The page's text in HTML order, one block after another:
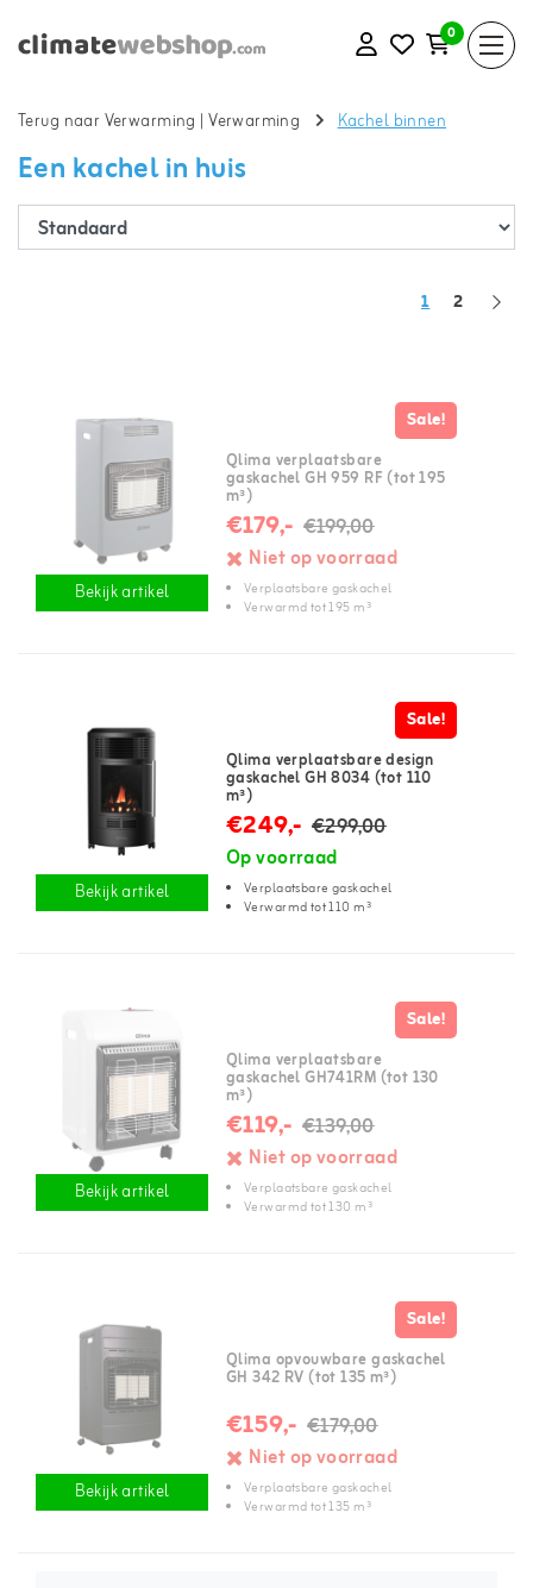
0
Terug naar Verwarming |Verwarming Kachel binnen
Een kachel in huis
1 2
Bekijk artikel
Sale!
Qlima verplaatsbare
gaskachel GH 959 RF (tot 195
m³)
€179,- €199,00
Niet op voorraad
Verplaatsbare gaskachel
Verwarmd tot 195 m³
Bekijk artikel
Sale!
Qlima verplaatsbare design
gaskachel GH 8034 (tot 110
m³)
€249,- €299,00
Op voorraad
Verplaatsbare gaskachel
Verwarmd tot 110 m³
Bekijk artikel
Sale!
Qlima verplaatsbare
gaskachel GH741RM (tot 130
m³)
€119,- €139,00
Niet op voorraad
Verplaatsbare gaskachel
Verwarmd tot 130 m³
Bekijk artikel
Sale!
Qlima opvouwbare gaskachel
GH 342 RV (tot 135 m³)
€159,- €179,00
Niet op voorraad
Verplaatsbare gaskachel
Verwarmd tot 135 m³